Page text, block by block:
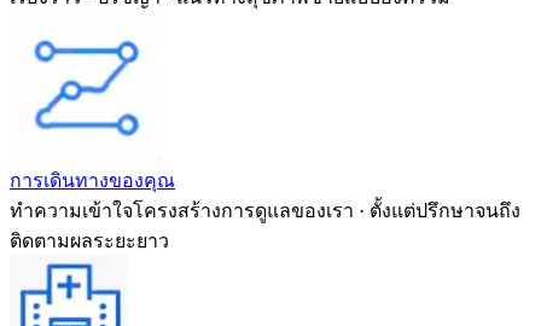
การเดินทางของคุณ
ทำความเข้าใจโครงสร้างการดูแลของเรา · ตั้งแต่ปรึกษาจนถึง
ติดตามผลระยะยาว